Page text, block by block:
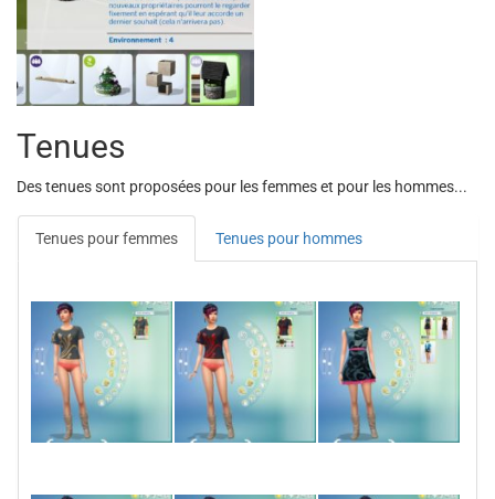
Tenues
Des tenues sont proposées pour les femmes et pour les hommes...
Tenues pour femmes Tenues pour hommes